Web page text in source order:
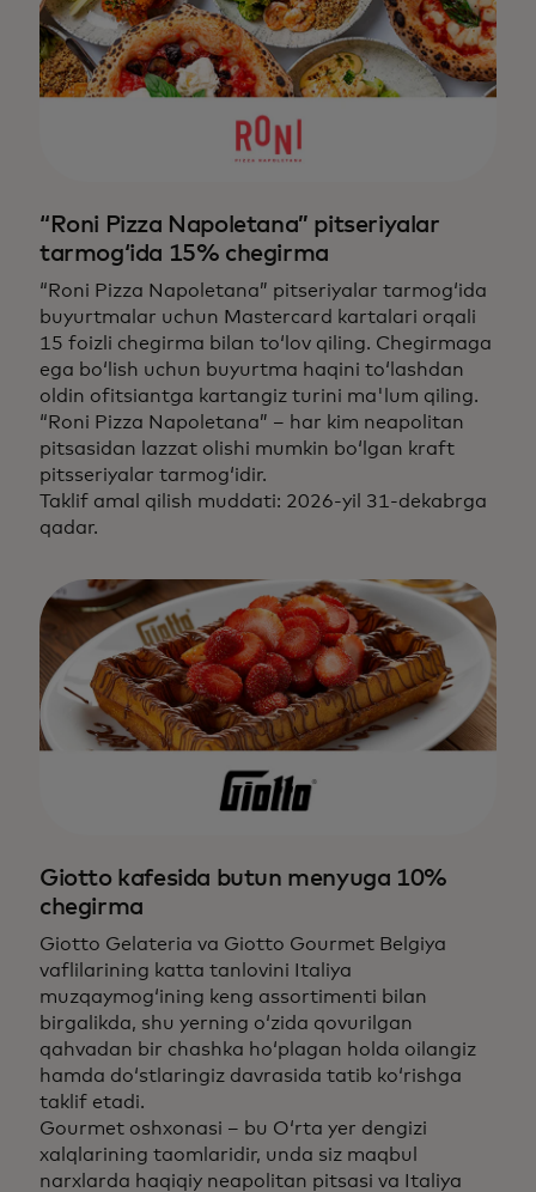
“Roni Pizza Napoletana” pitseriyalar
tarmog‘ida 15% chegirma
“Roni Pizza Napoletana” pitseriyalar tarmog‘ida
buyurtmalar uchun Mastercard kartalari orqali
15 foizli chegirma bilan to‘lov qiling. Chegirmaga
ega bo‘lish uchun buyurtma haqini to‘lashdan
oldin ofitsiantga kartangiz turini ma'lum qiling.
“Roni Pizza Napoletana” – har kim neapolitan
pitsasidan lazzat olishi mumkin bo‘lgan kraft
pitsseriyalar tarmog‘idir.
Taklif amal qilish muddati: 2026-yil 31-dekabrga
qadar.
Giotto kafesida butun menyuga 10%
chegirma
Giotto Gelateria va Giotto Gourmet Belgiya
vaflilarining katta tanlovini Italiya
muzqaymog‘ining keng assortimenti bilan
birgalikda, shu yerning o‘zida qovurilgan
qahvadan bir chashka ho‘plagan holda oilangiz
hamda do‘stlaringiz davrasida tatib ko‘rishga
taklif etadi.
Gourmet oshxonasi – bu O‘rta yer dengizi
xalqlarining taomlaridir, unda siz maqbul
narxlarda haqiqiy neapolitan pitsasi va Italiya